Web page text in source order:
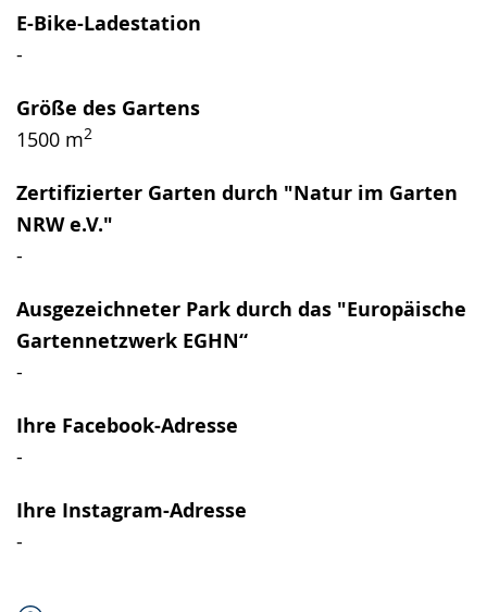
E-Bike-Ladestation
-
Größe des Gartens
1500 m2
Zertifizierter Garten durch "Natur im Garten
NRW e.V."
-
Ausgezeichneter Park durch das "Europäische
Gartennetzwerk EGHN“
-
Ihre Facebook-Adresse
-
Ihre Instagram-Adresse
-